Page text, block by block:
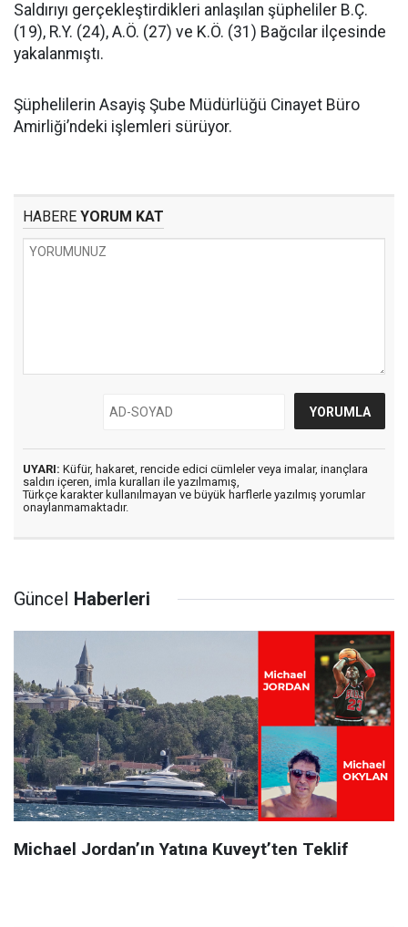
Saldırıyı gerçekleştirdikleri anlaşılan şüpheliler B.Ç.
(19), R.Y. (24), A.Ö. (27) ve K.Ö. (31) Bağcılar ilçesinde
yakalanmıştı.
Şüphelilerin Asayiş Şube Müdürlüğü Cinayet Büro
Amirliği’ndeki işlemleri sürüyor.
HABERE YORUM KAT
UYARI: Küfür, hakaret, rencide edici cümleler veya imalar, inançlara
saldırı içeren, imla kuralları ile yazılmamış,
Türkçe karakter kullanılmayan ve büyük harflerle yazılmış yorumlar
onaylanmamaktadır.
Güncel Haberleri
Michael Jordan’ın Yatına Kuveyt’ten Teklif